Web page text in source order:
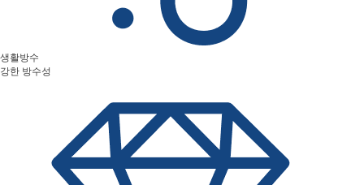
생활방수
강한 방수성